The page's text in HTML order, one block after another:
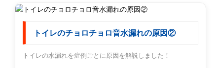
トイレのチョロチョロ音水漏れの原因②
トイレの水漏れを症例ごとに原因を解説しました！